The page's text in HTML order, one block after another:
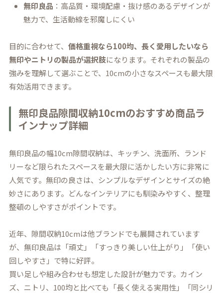
無印良品 ：高品質・環境配慮・抜け感のあるデザインが
魅力で、生活動線を邪魔しにくい
目的に合わせて、価格重視なら100均、長く愛用したいなら
無印やニトリの製品が選択肢になります。それぞれの製品の
強みを理解して選ぶことで、10cmの小さなスペースも最大限
有効活用できます。
無印良品隙間収納10cmのおすすめ商品ラ
インナップ詳細
無印良品の幅10cm隙間収納は、キッチン、洗面所、ランド
リーなど限られたスペースを最大限に活かしたい方に非常に
人気です。無印の良さは、シンプルなデザインとサイズの絶
妙さにあります。どんなインテリアにも馴染みやすく、整理
整頓のしやすさがポイントです。
近年、隙間収納10cmは他ブランドでも展開されています
が、無印良品は「頑丈」「すっきり美しい仕上がり」「使い
回しやすさ」で特に好評。
買い足しや組み合わせも想定した設計が魅力です。カイン
ズ、ニトリ、100均と比べても「長く使える実用性」「同シリ